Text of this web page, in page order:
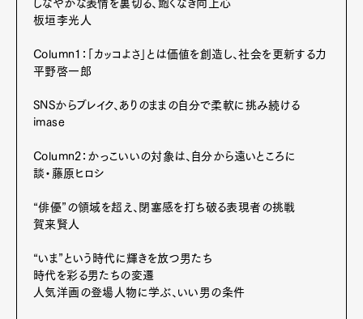
Art&Design
Product
しなやかな表情を裏切る、飽くなき向上心
板垣李光人
Column1：「カッコよさ」とは価値を創造し、社会を更新する力
平野啓一郎
SNSからブレイク、ありのままの自分で柔軟に挑み続ける
imase
Column2：かっこいいの対象は、自分から遠いところに
談・藤原ヒロシ
“俳優”の領域を超え、閉塞感を打ち破る表現者の挑戦
賀来賢人
“いま”という時代に輝きを放つ男たち
時代を彩る男たちの変遷
人気洋画の登場人物に学ぶ、いい男の条件